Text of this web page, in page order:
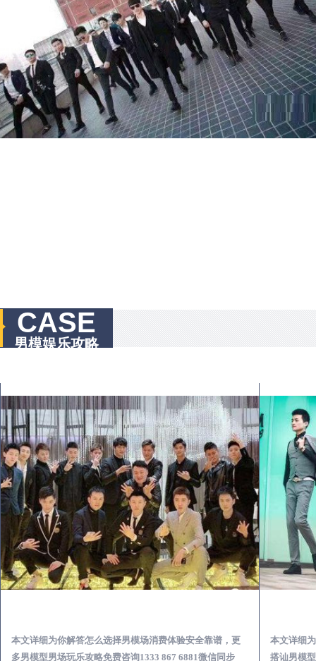
CASE
男模娱乐攻略
本文详细为你解答怎么选择男模场消费体验安全靠谱，更
多男模型男场玩乐攻略免费咨询1333 867 6881微信同步
本文详细
搭讪男模